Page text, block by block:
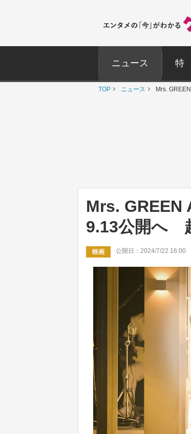
ニュース 特
TOP ニュース Mrs.
Mrs. GREEN
9.13公開へ
映画 公開日：2024/7/22 16:00